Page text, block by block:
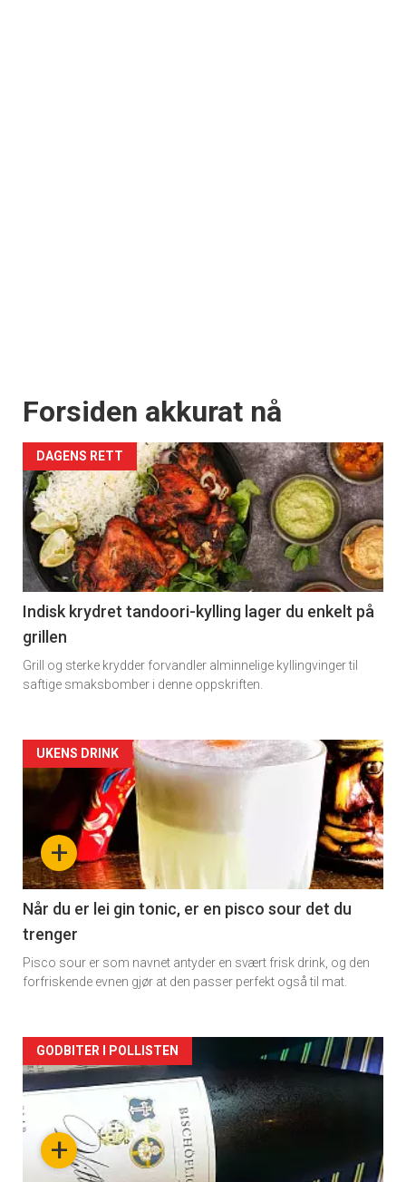
Forsiden akkurat nå
DAGENS RETT
Indisk krydret tandoori-kylling lager du enkelt på
grillen
Grill og sterke krydder forvandler alminnelige kyllingvinger til
saftige smaksbomber i denne oppskriften.
Forsiden
akkurat
nå
-
2
+
UKENS DRINK
Når du er lei gin tonic, er en pisco sour det du
trenger
Pisco sour er som navnet antyder en svært frisk drink, og den
forfriskende evnen gjør at den passer perfekt også til mat.
Forsiden
akkurat
nå+
GODBITER I POLLISTEN